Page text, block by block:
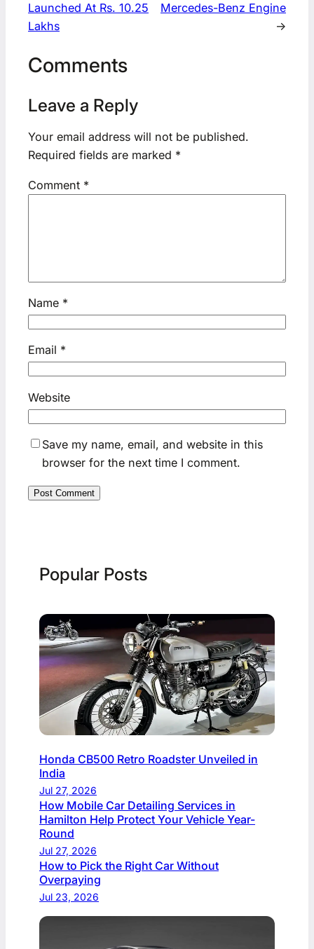
Launched At Rs. 10.25
Lakhs
Mercedes-Benz Engine
→
Comments
Leave a Reply
Your email address will not be published.
Required fields are marked *
Comment *
Name *
Email *
Website
Save my name, email, and website in this
browser for the next time I comment.
Popular Posts
Honda CB500 Retro Roadster Unveiled in
India
Jul 27, 2026
How Mobile Car Detailing Services in
Hamilton Help Protect Your Vehicle Year-
Round
Jul 27, 2026
How to Pick the Right Car Without
Overpaying
Jul 23, 2026